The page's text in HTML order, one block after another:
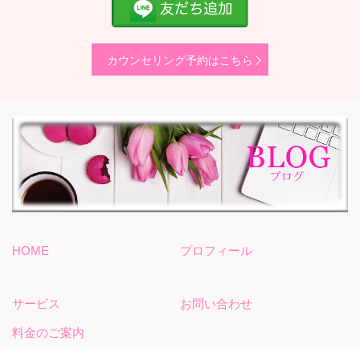
カウンセリング予約はこちら
HOME プロフィール
サービス
料金のご案内
お問い合わせ